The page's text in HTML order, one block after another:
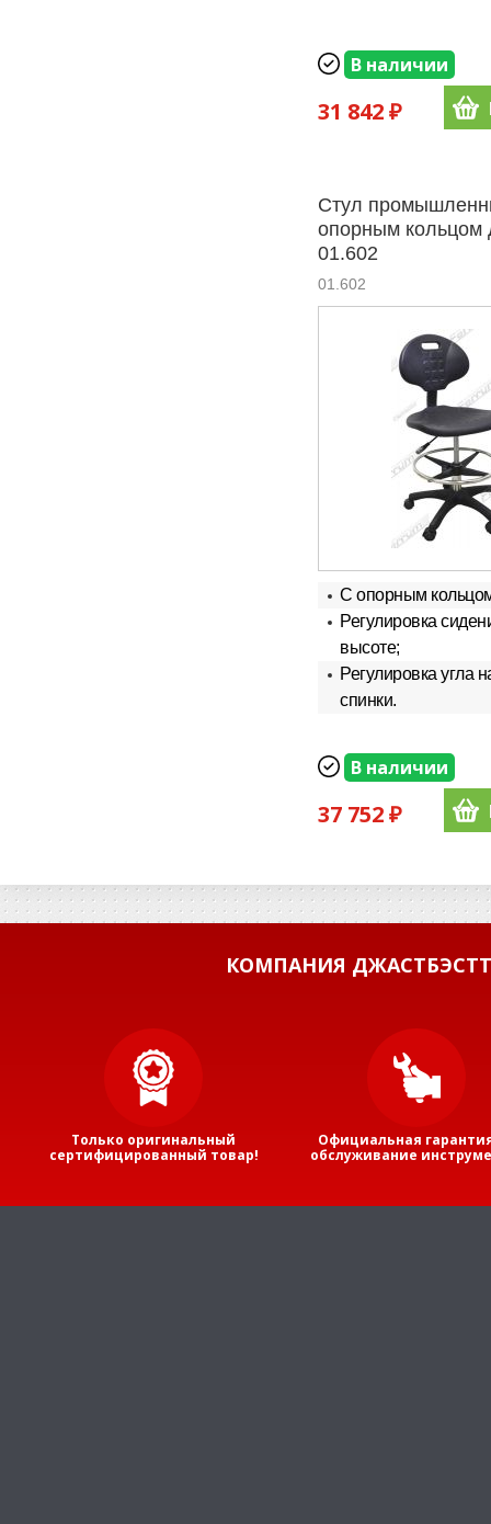
В наличии
31 842 ₽
Стул
опорным кольцом
01.602
01.602
С опорным
Регулировка
высоте;
Регулировка угла
спинки.
В наличии
37 752 ₽
КОМПАНИЯ
Только оригинальный
сертифицированный товар!
Официальная
обслуживание